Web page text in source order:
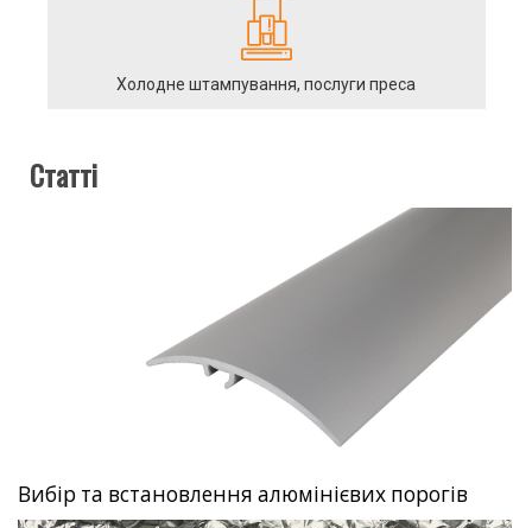
Холодне штампування, послуги преса
Статті
Вибір та встановлення алюмінієвих порогів